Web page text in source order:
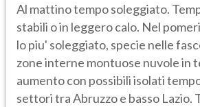
Al mattino tempo soleggiato.
stabili o in leggero calo. Nel
lo piu' soleggiato, specie nelle
zone interne montuose nuvole in
aumento con possibili isolati
settori tra Abruzzo e basso Lazio.